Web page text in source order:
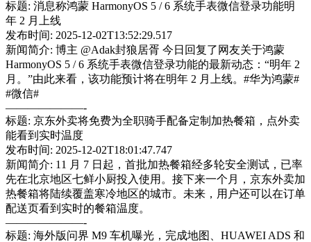
标题: 消息称鸿蒙 HarmonyOS 5 / 6 系统手表微信登录功能明
年 2 月上线
发布时间: 2025-12-02T13:52:29.517
新闻简介: 博主 @Adak封狼居胥 今日回复了网友关于鸿蒙
HarmonyOS 5 / 6 系统手表微信登录功能的最新动态：“明年 2
月。”由此来看，该功能预计将在明年 2 月上线。#华为鸿蒙#
#微信#
———————-
标题: 京东外卖将免费为全职骑手配备定制加热餐箱，点外卖
能看到实时温度
发布时间: 2025-12-02T18:01:47.747
新闻简介: 11 月 7 日起，首批加热餐箱经多轮安全测试，已率
先在北京地区七鲜小厨投入使用。接下来一个月，京东外卖加
热餐箱将陆续覆盖寒冷地区的城市。未来，用户还可以在订单
配送页看到实时的餐箱温度。
———————-
标题: 海外版问界 M9 车机曝光，完成地图、HUAWEI ADS 和